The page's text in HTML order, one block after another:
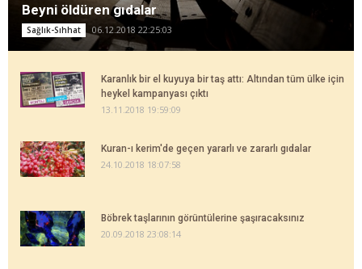
Beyni öldüren gıdalar
Sağlık-Sıhhat 06.12.2018 22:25:03
Karanlık bir el kuyuya bir taş attı: Altından tüm ülke için
heykel kampanyası çıktı
13.11.2018 19:59:09
Kuran-ı kerim'de geçen yararlı ve zararlı gıdalar
24.10.2018 18:07:58
Böbrek taşlarının görüntülerine şaşıracaksınız
20.09.2018 23:08:14